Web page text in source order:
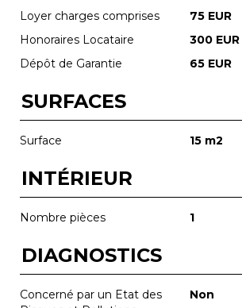
Loyer charges comprises
75 EUR
Honoraires Locataire
300 EUR
Dépôt de Garantie
65 EUR
SURFACES
Surface 15 m2
INTÉRIEUR
Nombre pièces 1
DIAGNOSTICS
Concerné par un Etat des
Non